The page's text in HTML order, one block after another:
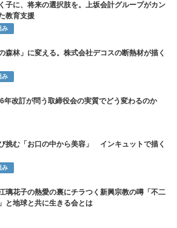
子に、将来の選択肢を。上坂会計グループがカン
教育支援
み
森林」に変える。株式会社デコスの断熱材が描く
み
年改訂が問う取締役会の実質でどう変わるのか
挑む「お口の中から美容」 インキュットで描く
み
璃花子の熱愛の裏にチラつく新興宗教の噂「不二
と地球と共に生きる会とは